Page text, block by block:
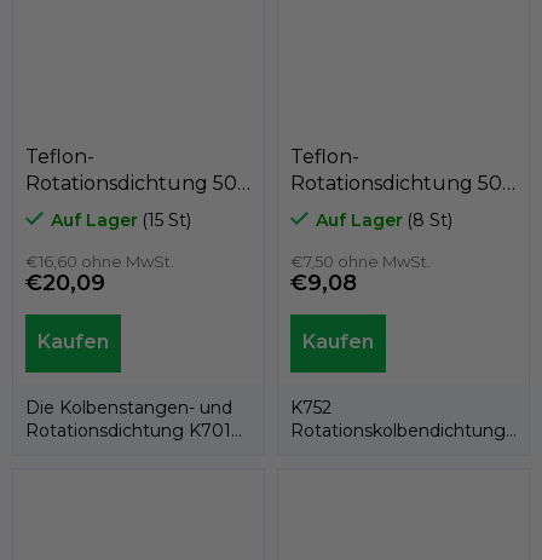
Teflon-
Rotationsdichtung 50
x 60,5 x 7,1
PTFE+C/Edelstahlfeder,
Kastas K701-SPEC
Auf Lager (15 St)
€16,60 ohne MwSt.
€20,09
Die Kolbenstangen- und
Rotationsdichtung K701
Teflon-
Rotationsdichtung 50
x 42,5 x 3,2
PTFE+Bronze/NBR,
Kastas K752-050
Auf Lager (8 St)
€7,50 ohne MwSt.
€9,08
K752
Rotationskolbendichtung